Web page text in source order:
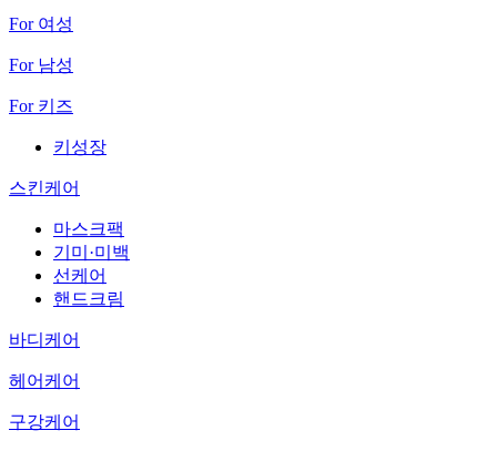
For 여성
For 남성
For 키즈
키성장
스킨케어
마스크팩
기미·미백
선케어
핸드크림
바디케어
헤어케어
구강케어